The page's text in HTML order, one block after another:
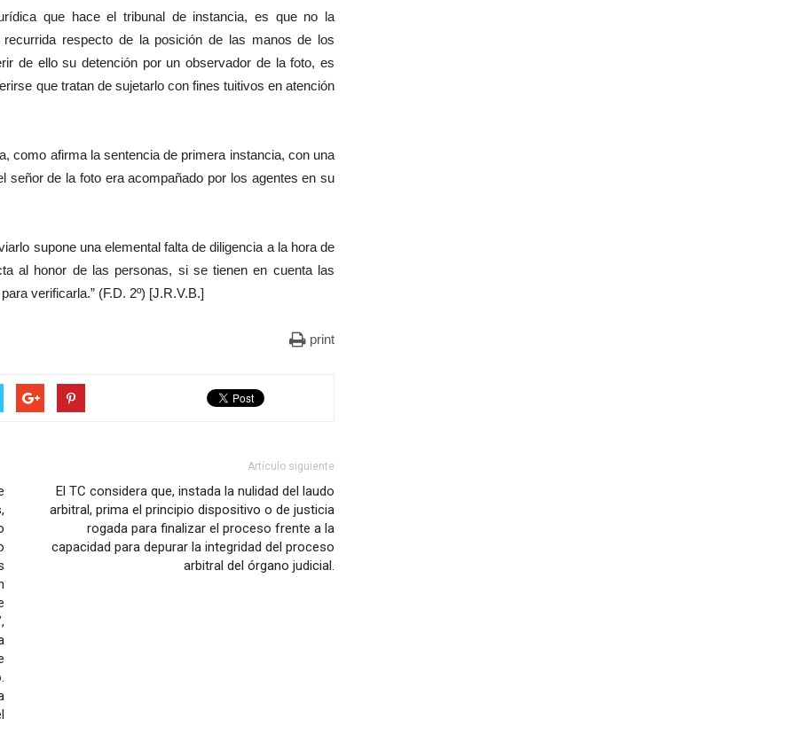
que hace el tribunal de instancia, es que no la
respecto de la posición de las manos de los
de ello su detención por un observador de la foto, es
que tratan de sujetarlo con fines tuitivos en atención
como afirma la sentencia de primera instancia, con una
señor de la foto era acompañado por los agentes en su
supone una elemental falta de diligencia a la hora de
al honor de las personas, si se tienen en cuenta las
verificarla.” (F.D. 2º) [J.R.V.B.]
print
Artículo siguiente
El TC considera que, instada la nulidad del laudo
arbitral, prima el principio dispositivo o de justicia
rogada para finalizar el proceso frente a la
capacidad para depurar la integridad del proceso
arbitral del órgano judicial.